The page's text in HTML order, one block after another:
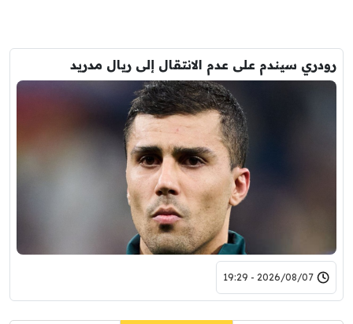
رودري سيندم على عدم الانتقال إلى ريال مدريد
2026/08/07 - 19:29